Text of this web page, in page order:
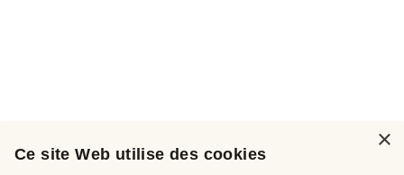
×
Ce site Web utilise des cookies